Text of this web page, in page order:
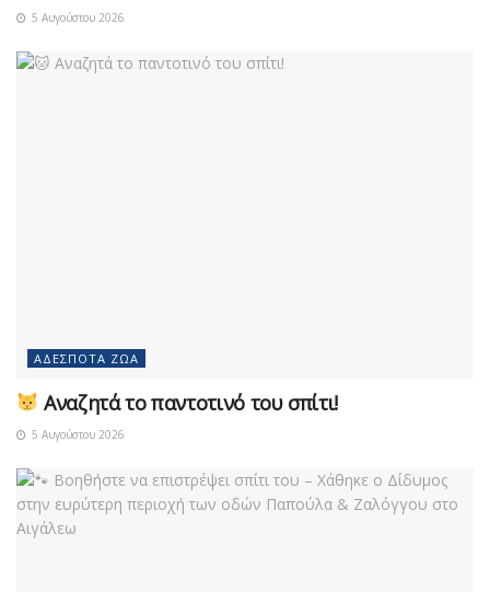
5 Αυγούστου 2026
ΑΔΈΣΠΟΤΑ ΖΏΑ
Αναζητά το παντοτινό του σπίτι!
5 Αυγούστου 2026